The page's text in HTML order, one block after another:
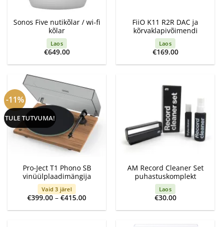
Sonos Five nutikõlar / wi-fi
kõlar
Laos
€649.00
FiiO K11 R2R DAC ja
kõrvaklapivõimendi
Laos
€169.00
-11%
TULE TUTVUMA!
Pro-Ject T1 Phono SB
vinüülplaadimängija
Vaid 3 järel
€399.00 – €415.00Price
€399.00
AM Record Cleaner Set
puhastuskomplekt
Laos
€30.00